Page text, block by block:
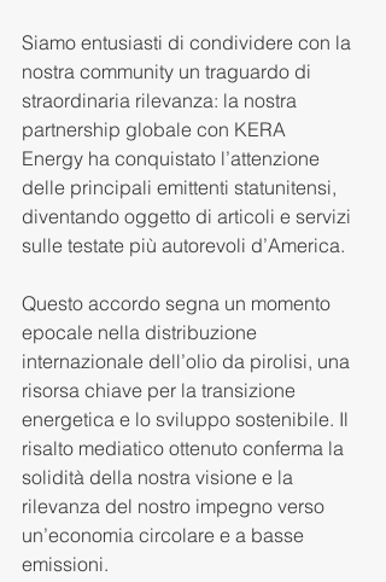
Siamo entusiasti di condividere con la
nostra community un traguardo di
straordinaria rilevanza: la nostra
partnership globale con KERA
Energy ha conquistato l’attenzione
delle principali emittenti statunitensi,
diventando oggetto di articoli e servizi
sulle testate più autorevoli d’America.
Questo accordo segna un momento
epocale nella distribuzione
internazionale dell’olio da pirolisi, una
risorsa chiave per la transizione
energetica e lo sviluppo sostenibile. Il
risalto mediatico ottenuto conferma la
solidità della nostra visione e la
rilevanza del nostro impegno verso
un’economia circolare e a basse
emissioni.